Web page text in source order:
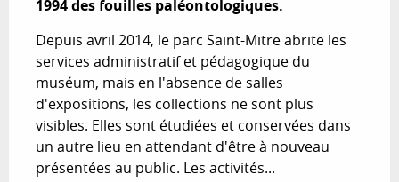
1994 des fouilles paléontologiques.
Depuis avril 2014, le parc Saint-Mitre abrite les
services administratif et pédagogique du
muséum, mais en l'absence de salles
d'expositions, les collections ne sont plus
visibles. Elles sont étudiées et conservées dans
un autre lieu en attendant d'être à nouveau
présentées au public. Les activités...